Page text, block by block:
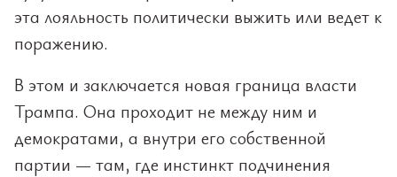
эта лояльность политически выжить или ведет к
поражению.
В этом и заключается новая граница власти
Трампа. Она проходит не между ним и
демократами, а внутри его собственной
партии — там, где инстинкт подчинения